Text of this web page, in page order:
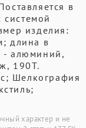
в
изделия:
длина в
- алюминий,
190T.
Шелкография
характер и не